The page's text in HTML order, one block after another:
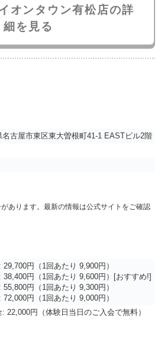
オンタウン有松店の詳
細を見る
名古屋市東区東大曽根町41-1 EASTビル2階
あります。最新の情報は公式サイトをご確認
29,700円（1回あたり 9,900円）
38,400円（1回あたり 9,600円）[おすすめ!]
55,800円（1回あたり 9,300円）
72,000円（1回あたり 9,000円）
: 22,000円（体験日当日のご入会で無料）